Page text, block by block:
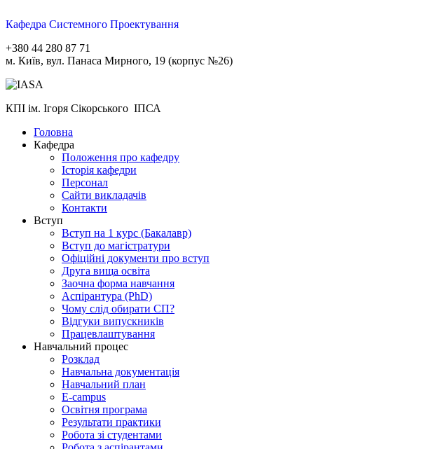
Кафедра Системного Проектування
+380 44 280 87 71
м. Київ, вул. Панаса Мирного, 19 (корпус №26)
КПІ ім. Ігоря Сікорського ІПСА
Головна
Кафедра
Положення про кафедру
Історія кафедри
Персонал
Сайти викладачів
Контакти
Вступ
Вступ на 1 курс (Бакалавр)
Вступ до магістратури
Офіційні документи про вступ
Друга вища освіта
Заочна форма навчання
Aспірантура (PhD)
Чому слід обирати СП?
Відгуки випускників
Працевлаштування
Навчальний процес
Розклад
Навчальна документація
Навчальний план
E-campus
Освітня програма
Результати практики
Робота зі студентами